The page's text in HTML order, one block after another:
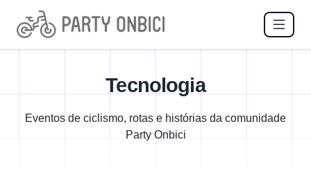
Tecnologia
Eventos de ciclismo, rotas e histórias da comunidade
Party Onbici